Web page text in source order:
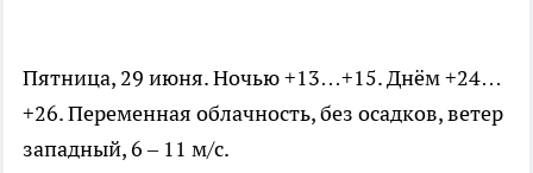
Пятница, 29 июня. Ночью +13…+15. Днём +24…
+26. Переменная облачность, без осадков, ветер
западный, 6 – 11 м/с.